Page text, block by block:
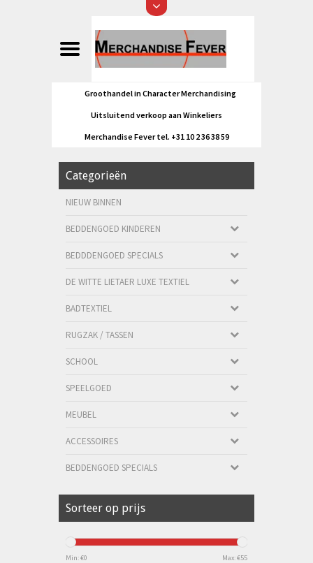
Groothandel in Character Merchandising
Uitsluitend verkoop aan Winkeliers
Merchandise Fever tel. +31 10 2 36 38 59
Categorieën
NIEUW BINNEN
BEDDENGOED KINDEREN
BEDDDENGOED SPECIALS
DE WITTE LIETAER LUXE TEXTIEL
BADTEXTIEL
RUGZAK / TASSEN
SCHOOL
SPEELGOED
MEUBEL
ACCESSOIRES
BEDDENGOED SPECIALS
Sorteer op prijs
Min: €0 Max: €55